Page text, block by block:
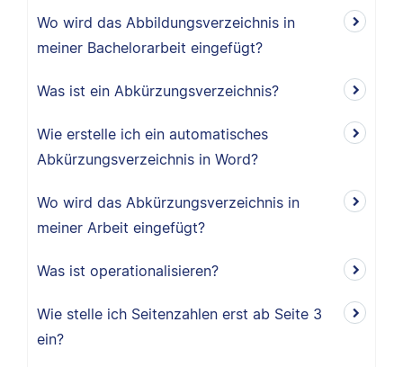
Wo wird das Abbildungsverzeichnis in
meiner Bachelorarbeit eingefügt?
Was ist ein Abkürzungsverzeichnis?
Wie erstelle ich ein automatisches
Abkürzungsverzeichnis in Word?
Wo wird das Abkürzungsverzeichnis in
meiner Arbeit eingefügt?
Was ist operationalisieren?
Wie stelle ich Seitenzahlen erst ab Seite 3
ein?